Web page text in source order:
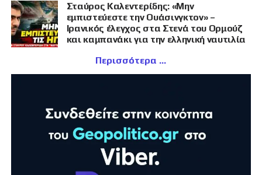
Σταύρος Καλεντερίδης: «Μην
εμπιστεύεστε την Ουάσινγκτον» –
Ιρανικός έλεγχος στα Στενά του Ορμούζ
και καμπανάκι για την ελληνική ναυτιλία
Περισσότερα